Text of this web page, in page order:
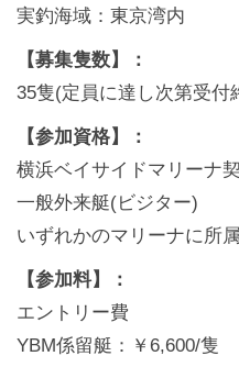
実釣海域：東京湾内
【募集隻数】：
35隻(定員に達し次第受付
【参加資格】：
横浜ベイサイドマリーナ契
一般外来艇(ビジター)
いずれかのマリーナに所
【参加料】：
エントリー費
YBM係留艇：￥6,600/隻